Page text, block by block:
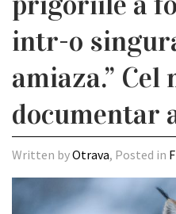
intr-o
amiaza.” Cel
documentar
Written byOtrava, Posted in